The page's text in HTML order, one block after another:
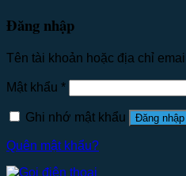
Đăng nhập
Tên tài khoản hoặc địa chỉ email
Mật khẩu *
Ghi nhớ mật khẩu Đăng nhập
Quên mật khẩu?